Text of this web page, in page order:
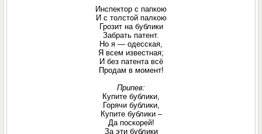
Инспектор с папкою
И с толстой палкою
Грозит на бублики
Забрать патент.
Но я — одесская,
Я всем известная;
И без патента всё
Продам в момент!
Припев:
Купите бублики,
Горячи бублики,
Купите бублики –
Да поскорей!
За эти бублики